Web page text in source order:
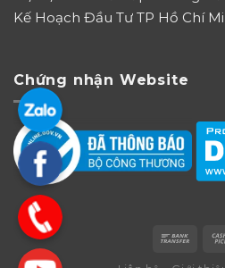
Kế Hoạch Đầu Tư TP Hồ Chí
Chứng nhận Website